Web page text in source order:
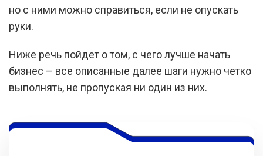
но с ними можно справиться, если не опускать
руки.
Ниже речь пойдет о том, с чего лучше начать
бизнес – все описанные далее шаги нужно четко
выполнять, не пропуская ни один из них.